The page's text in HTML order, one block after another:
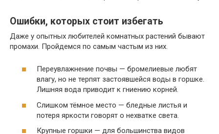
Ошибки, которых стоит избегать
Даже у опытных любителей комнатных растений бывают
промахи. Пройдемся по самым частым из них.
Переувлажнение почвы — бромелиевые любят
влагу, но не терпят застоявшейся воды в горшке.
Лишняя вода приводит к гниению корней.
Слишком тёмное место — бледные листья и
потеря яркости говорят о нехватке света.
Крупные горшки — для большинства видов